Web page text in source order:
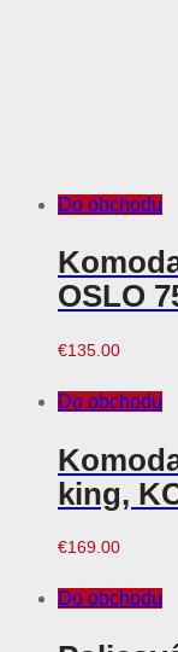
Do obchodu
OSLO
€135.00
Do obchodu
king,
€169.00
Do obchodu